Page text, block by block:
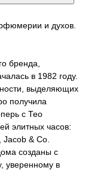
и духов.
бренда,
в 1982 году.
выделяющих
получила
с Тео
элитных часов:
& Co.
созданы с
уверенному в